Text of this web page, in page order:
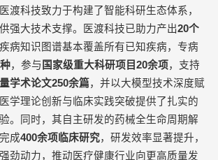
渡科技致力于构建了智能科研生态体系，
强大技术支撑。医渡科技已助力产出20个
病知识图谱基本覆盖所有已知疾病，专病
，参与 国家级重大科研项目20余项，支持
学术论文250余篇，并以大模型技术深度赋
学理论创新与临床实践突破提供了扎实的
。同时，其自主研发的药械全生命周期解
成400余项临床研究，研发效率显著提升，
劲动力，推动医疗健康行业向更高质量发